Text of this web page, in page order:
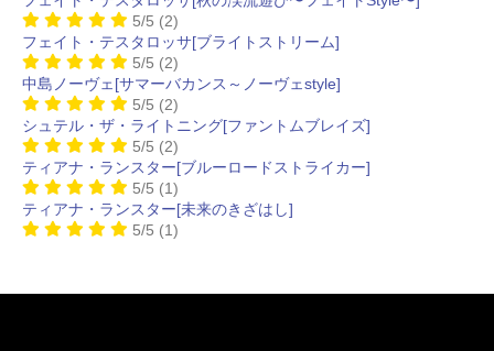
5/5 (2)
フェイト・テスタロッサ[ブライトストリーム]
5/5 (2)
中島ノーヴェ[サマーバカンス～ノーヴェstyle]
5/5 (2)
シュテル・ザ・ライトニング[ファントムブレイズ]
5/5 (2)
ティアナ・ランスター[ブルーロードストライカー]
5/5 (1)
ティアナ・ランスター[未来のきざはし]
5/5 (1)